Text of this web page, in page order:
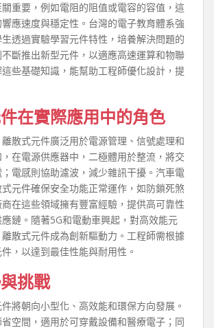
重要，例如電阻的阻值或電容的容值，這
應速度與穩定性。台灣的電子教育體系強
透過實驗學習元件特性，培養解決問題的
斷推出新型元件，以適應高速運算和物聯
些基礎知識，能幫助工程師優化設計，提
在實際應用中的角色
散式元件廣泛用於電源管理、信號處理和
在電源供應器中，二極體用於整流，將交
電感則協助濾波，減少雜訊干擾。汽車電
元件確保安全功能正常運作，如防鎖死煞
在這些領域擁有豐富經驗，提供高可靠性
鏈。隨著5G和電動車興起，對高效能元
散式元件成為創新驅動力。工程師需根據
，以達到最佳性能與耐用性。
挑戰
將朝向小型化、高效能和環保方向發展。
空間，適用於可穿戴設備和醫療電子；同